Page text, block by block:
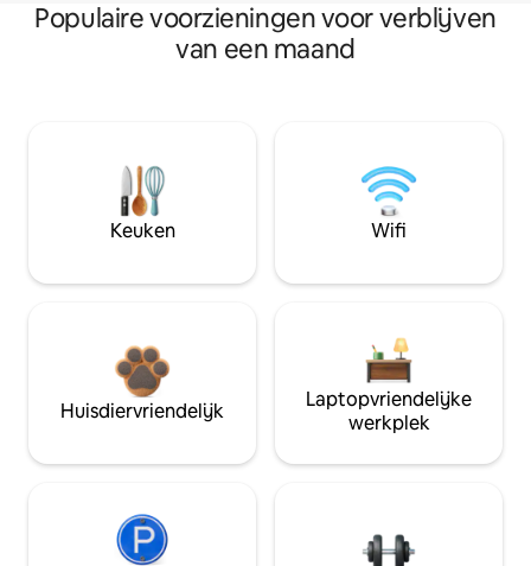
Populaire voorzieningen voor verblijven
van een maand
Keuken Wifi
Huisdiervriendelijk
Laptopvriendelijke
werkplek